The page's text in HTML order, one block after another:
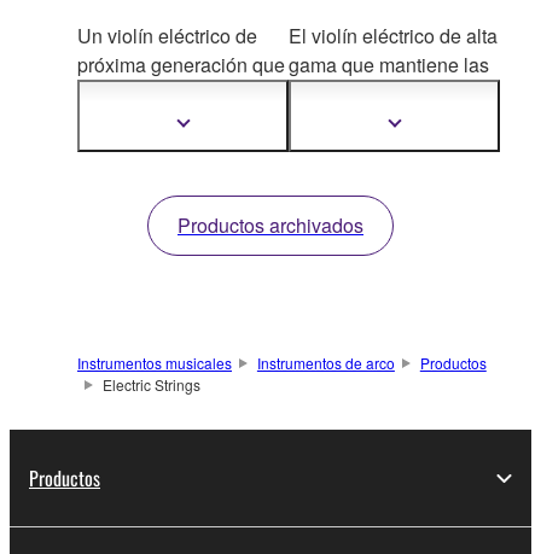
Un violín eléctrico de
próxima generación que
innovadora con s
características y
interpretación en vivo. (4
y 5 cuerdas)
Mostrar
El violín eléctrico de alta
gama que mantiene las
de los modelos
YEV104/YEV105 y a la
diseño y la facilidad de
ejecución. (4 y 5
Mostrar
Productos archivados
Instrumentos musicales Instrumentos de arco
Productos
Electric Strings
Productos